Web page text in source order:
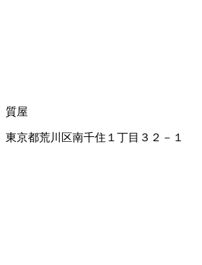
質屋
東京都荒川区南千住１丁目３２－１